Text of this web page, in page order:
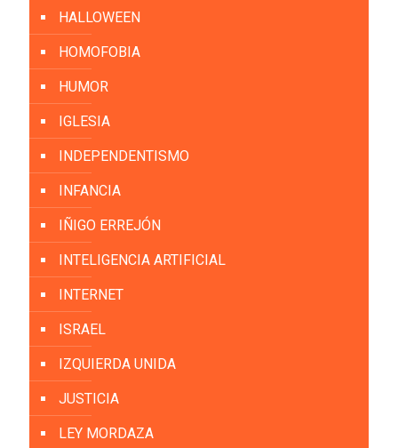
HALLOWEEN
HOMOFOBIA
HUMOR
IGLESIA
INDEPENDENTISMO
INFANCIA
IÑIGO ERREJÓN
INTELIGENCIA ARTIFICIAL
INTERNET
ISRAEL
IZQUIERDA UNIDA
JUSTICIA
LEY MORDAZA